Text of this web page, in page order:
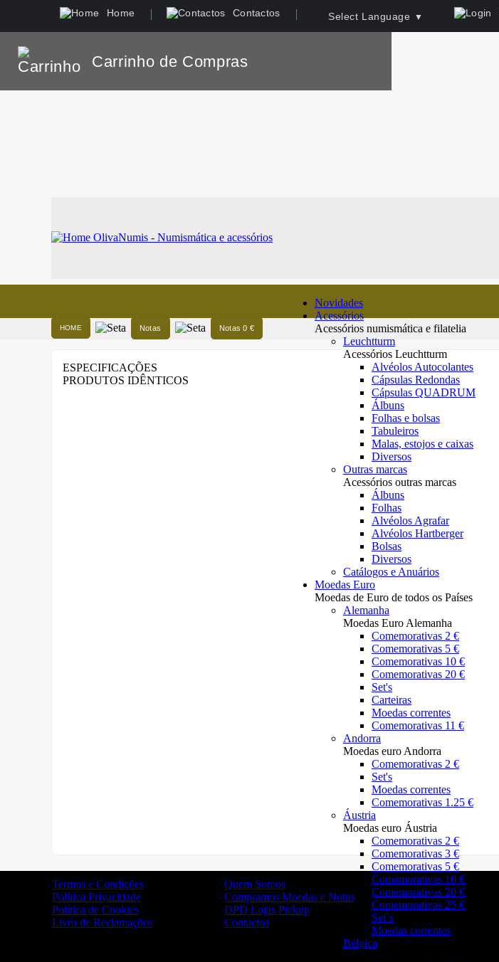
Home Contactos Select Language ▼
Carrinho de Compras
Novidades
Acessórios
Acessórios numismática e filatelia
Leuchtturm
Acessórios Leuchtturm
Alvéolos Autocolantes
Cápsulas Redondas
Cápsulas QUADRUM
Álbuns
Folhas e bolsas
Tabuleiros
Malas, estojos e caixas
Diversos
Outras marcas
Acessórios outras marcas
Álbuns
Folhas
Alvéolos Agrafar
Alvéolos Hartberger
Bolsas
Diversos
Catálogos e Anuários
Moedas Euro
Moedas de Euro de todos os Países
Alemanha
Moedas Euro Alemanha
Comemorativas 2 €
Comemorativas 5 €
Comemorativas 10 €
Comemorativas 20 €
Set's
Carteiras
Moedas correntes
Comemorativas 11 €
Andorra
Moedas euro Andorra
Comemorativas 2 €
Set's
Moedas correntes
Comemorativas 1.25 €
Áustria
Moedas euro Áustria
Comemorativas 2 €
Comemorativas 3 €
Comemorativas 5 €
Comemorativas 10 €
Comemorativas 20 €
Comemorativas 25 €
Set´s
Moedas correntes
Bélgica
HOME Notas Notas 0 €
ESPECIFICAÇÕES
PRODUTOS IDÊNTICOS
Termos e Condições
Política Privacidade
Política de Cookies
Livro de Reclamações
Quem Somos
Compramos Moedas e Notas
DPD Lojas Pickup
Contactos